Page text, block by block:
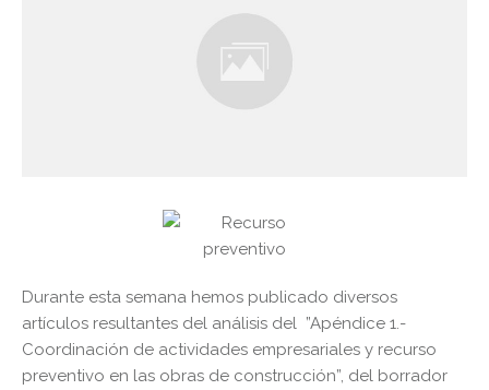
Durante esta semana hemos publicado diversos
artículos resultantes del análisis del ”Apéndice 1.-
Coordinación de actividades empresariales y recurso
preventivo en las obras de construcción”, del borrador